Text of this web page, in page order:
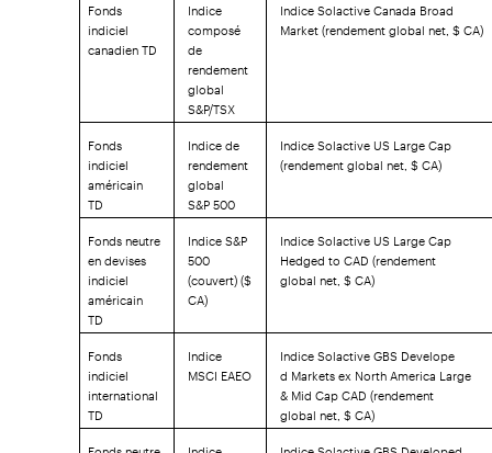
indiciel
canadien TD
composé
de
rendement
global
S&P/TSX
Market (rendement global net, $ CA)
Fonds
indiciel
américain
TD
Indice de
rendement
global
S&P 500
Indice Solactive US Large Cap
(rendement global net, $ CA)
Fonds neutre
en devises
indiciel
américain
TD
Indice S&P
500
(couvert) ($
CA)
Indice Solactive US Large Cap
Hedged to CAD (rendement
global net, $ CA)
Fonds
indiciel
international
TD
Indice
MSCI EAEO
Indice Solactive GBS Develope
d Markets ex North America Large
& Mid Cap CAD (rendement
global net, $ CA)
Fonds neutre
Indice Indice Solactive GBS Developed